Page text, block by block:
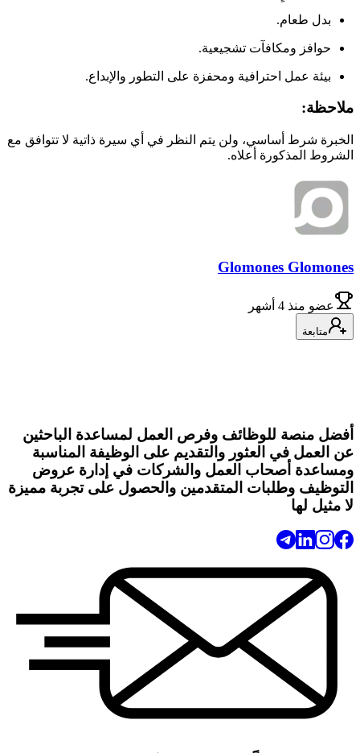
بدل طعام.
حوافز ومكافآت تشجيعية.
بيئة عمل احترافية ومحفزة على التطور والإبداع.
ملاحظة:
الخبرة شرط أساسي، ولن يتم النظر في أي سيرة ذاتية لا تتوافق مع
الشروط المذكورة أعلاه.
Glomones Glomones
عضو منذ 4 أشهر
متابعة
أفضل منصة للوظائف وفرص العمل لمساعدة الباحثين
عن العمل في العثور والتقديم على الوظيفة المناسبة
ومساعدة أصحاب العمل والشركات في إدارة عروض
التوظيف وطلبات المتقدمين والحصول على تجربة مميزة
لا مثيل لها